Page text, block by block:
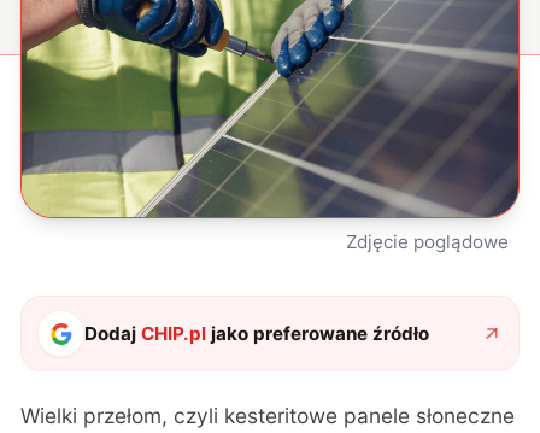
Zdjęcie poglądowe
DodajCHIP.pl jako preferowane źródło
Wielki przełom, czyli kesteritowe panele słoneczne